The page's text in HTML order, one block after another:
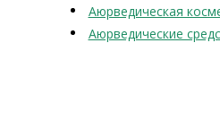
Аюрведическая
Аюрведические